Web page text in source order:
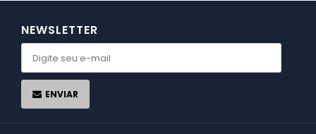
NEWSLETTER
ENVIAR